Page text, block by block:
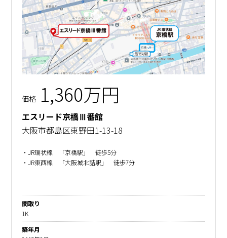
価格 1,360万円
エスリード京橋Ⅲ番館
大阪市都島区東野田1-13-18
・JR環状線 「京橋駅」 徒歩5分
・JR東西線 「大阪城北詰駅」 徒歩7分
間取り
1K
築年月